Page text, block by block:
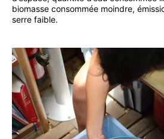
biomasse consommée moindre,
serre faible.